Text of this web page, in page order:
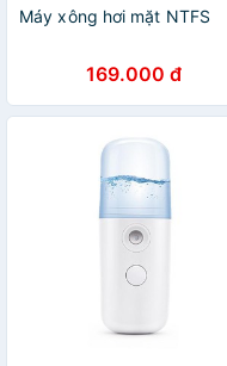
Máy xông hơi mặt NTFS
169.000 đ